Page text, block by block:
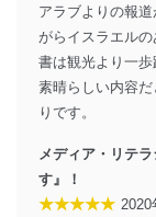
個人情報保護
当社は、内
じて、個人
善し、常に
貴殿の個人
絡ください。
アラブよりの報
がらイスラエル
書は観光より一
素晴らしい内容
りです。
メディア・リテ
す』！
★★★★★ 2020